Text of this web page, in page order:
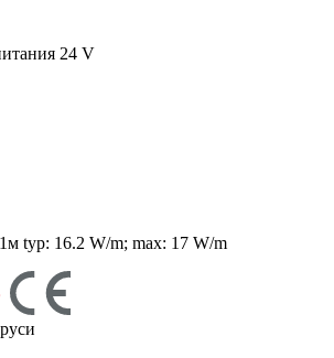
24 V
typ: 16.2 W/m; max: 17 W/m